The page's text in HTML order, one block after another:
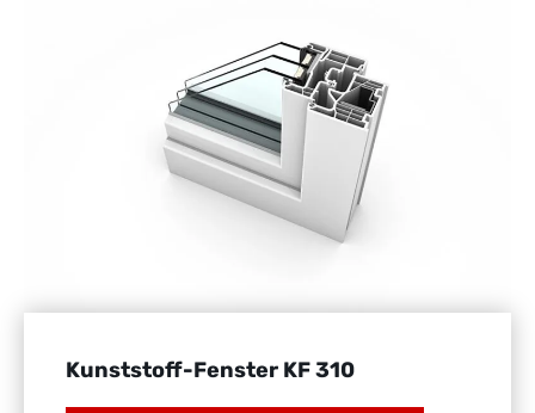
Kunststoff-Fenster KF 310